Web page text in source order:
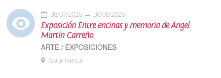
08/07/2026 30/08/2026
Exposición Entre encinas y memoria de Ángel
Martín Carreño
ARTE / EXPOSICIONES
Salamanca